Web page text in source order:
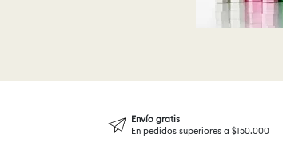
Envío gratis
En pedidos superiores a $150.000